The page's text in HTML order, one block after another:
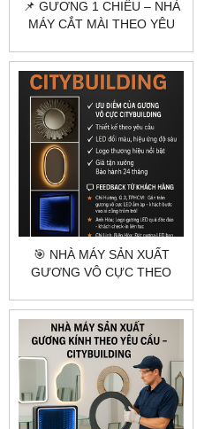
📌 GƯƠNG 1 CHIỀU – NHÀ
MÁY CẮT MÀI THEO YÊU
🎯 NHÀ MÁY SẢN XUẤT
GƯƠNG VÔ CỰC THEO
GIÁ XƯỞNG